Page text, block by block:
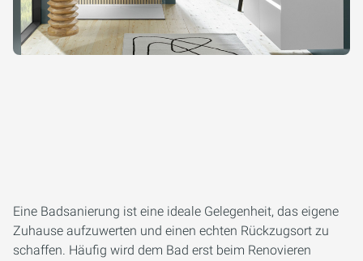
Eine Badsanierung ist eine ideale Gelegenheit, das eigene
Zuhause aufzuwerten und einen echten Rückzugsort zu
schaffen. Häufig wird dem Bad erst beim Renovieren